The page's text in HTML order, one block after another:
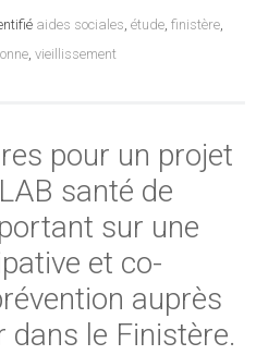
aides sociales, étude, finistère,
, vieillissement
pour un projet
santé de
sur une
et co-
auprès
dans le Finistère.